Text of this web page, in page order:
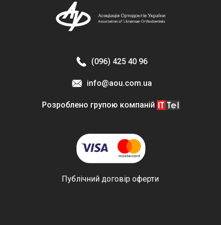
(096) 425 40 96
info@aou.com.ua
Розроблено групою компаній
Публічний договір оферти